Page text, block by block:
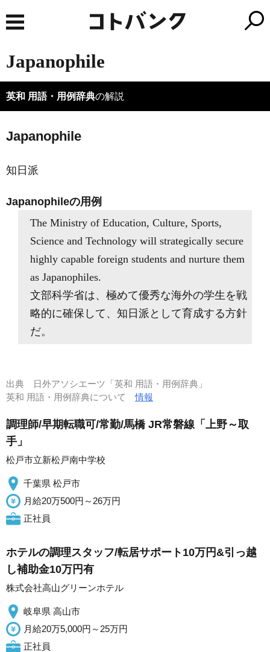
Japanophile
英和 用語・用例辞典の解説
Japanophile
知日派
Japanophileの用例
The Ministry of Education, Culture, Sports,
Science and Technology will strategically secure
highly capable foreign students and nurture them
as Japanophiles.
文部科学省は、極めて優秀な海外の学生を戦
略的に確保して、知日派として育成する方針
だ。
出典
日外アソシエーツ「英和 用語・用例辞典」
英和 用語・用例辞典について情報
調理師/早期転職可/常勤/馬橋 JR常磐線「上野～取
手」
松戸市立新松戸南中学校
千葉県 松戸市
月給20万500円～26万円
正社員
ホテルの調理スタッフ/転居サポート10万円&引っ越
し補助金10万円有
株式会社高山グリーンホテル
岐阜県 高山市
月給20万5,000円～25万円
正社員